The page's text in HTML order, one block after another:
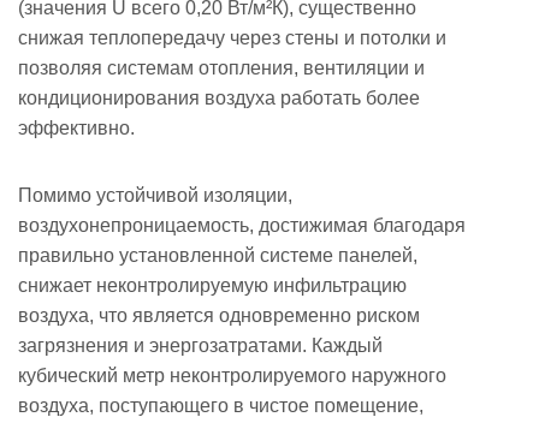
(значения U всего 0,20 Вт/м²К), существенно
снижая теплопередачу через стены и потолки и
позволяя системам отопления, вентиляции и
кондиционирования воздуха работать более
эффективно.
Помимо устойчивой изоляции,
воздухонепроницаемость, достижимая благодаря
правильно установленной системе панелей,
снижает неконтролируемую инфильтрацию
воздуха, что является одновременно риском
загрязнения и энергозатратами. Каждый
кубический метр неконтролируемого наружного
воздуха, поступающего в чистое помещение,